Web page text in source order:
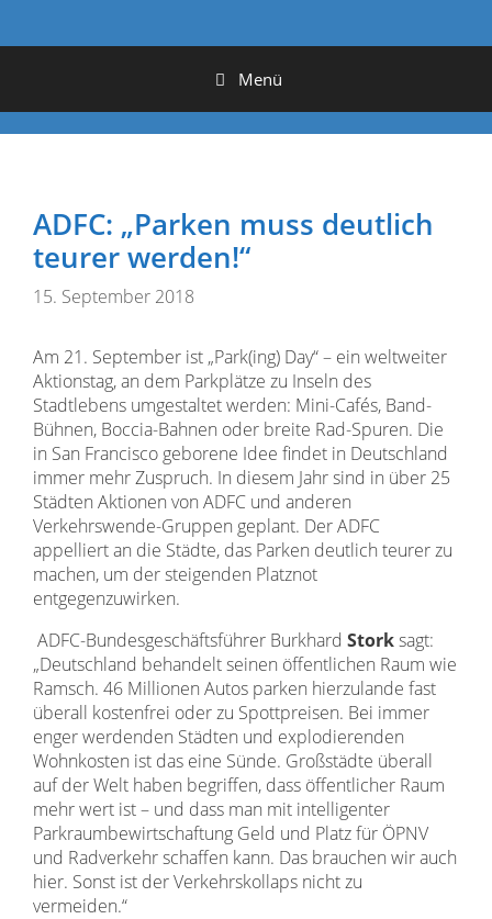
Menü
ADFC: „Parken muss deutlich
teurer werden!“
15. September 2018
Am 21. September ist „Park(ing) Day“ – ein weltweiter
Aktionstag, an dem Parkplätze zu Inseln des
Stadtlebens umgestaltet werden: Mini-Cafés, Band-
Bühnen, Boccia-Bahnen oder breite Rad-Spuren. Die
in San Francisco geborene Idee findet in Deutschland
immer mehr Zuspruch. In diesem Jahr sind in über 25
Städten Aktionen von ADFC und anderen
Verkehrswende-Gruppen geplant. Der ADFC
appelliert an die Städte, das Parken deutlich teurer zu
machen, um der steigenden Platznot
entgegenzuwirken.
ADFC-Bundesgeschäftsführer Burkhard Storksagt:
„Deutschland behandelt seinen öffentlichen Raum wie
Ramsch. 46 Millionen Autos parken hierzulande fast
überall kostenfrei oder zu Spottpreisen. Bei immer
enger werdenden Städten und explodierenden
Wohnkosten ist das eine Sünde. Großstädte überall
auf der Welt haben begriffen, dass öffentlicher Raum
mehr wert ist – und dass man mit intelligenter
Parkraumbewirtschaftung Geld und Platz für ÖPNV
und Radverkehr schaffen kann. Das brauchen wir auch
hier. Sonst ist der Verkehrskollaps nicht zu
vermeiden.“